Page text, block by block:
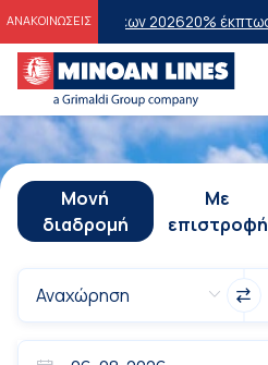
ΑΝΑΚΟΙΝΩΣΕΙΣ
202620% έκπτωση στην
Μονή
διαδρομή
Με
επιστροφή